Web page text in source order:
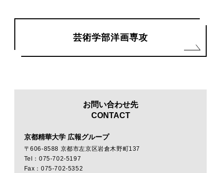
芸術学部洋画専攻
お問い合わせ先
CONTACT
京都精華大学 広報グループ
〒606-8588 京都市左京区岩倉木野町137
Tel：075-702-5197
Fax：075-702-5352